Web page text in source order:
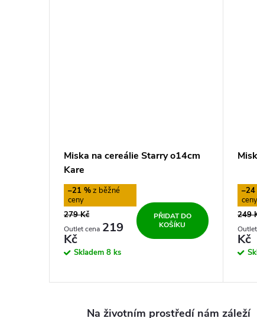
Miska na cereálie Starry o14cm
Kare
–21 %
279 Kč
219
Kč
Skladem 8 ks
PŘIDAT DO
KOŠÍKU
249
Kč
Na životním prostředí nám záleží